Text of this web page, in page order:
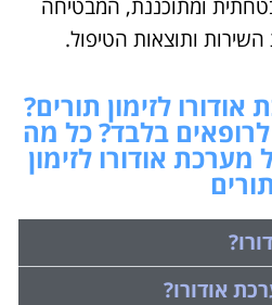
השירות ותוצאות הטיפול.
לזימון תורים?
בלבד? כל מה
אודורו לזימון
אודורו?